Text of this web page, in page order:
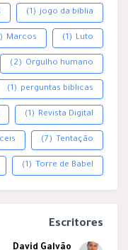
jogo da bíblia
(1)
Luto
(1)
Marcos
(2)
Orgulho humano
(2)
perguntas bíblicas
(1)
Revista Digital
(1)
Tentação
(7)
Torre de Babel
(1)
Escritores
David Galvão